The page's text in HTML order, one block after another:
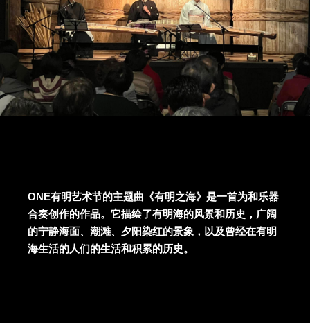
ONE有明艺术节的主题曲《有明之海》是一首为和乐器
合奏创作的作品。它描绘了有明海的风景和历史，广阔
的宁静海面、潮滩、夕阳染红的景象，以及曾经在有明
海生活的人们的生活和积累的历史。